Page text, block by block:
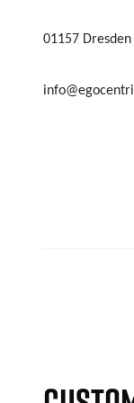
01157 Dresden